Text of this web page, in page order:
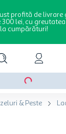
profită de
lei, cu greutatea
cumpărături!
& Peste